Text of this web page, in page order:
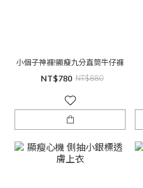
小個子神褲!顯瘦九分直筒牛仔褲
NT$780 NT$880